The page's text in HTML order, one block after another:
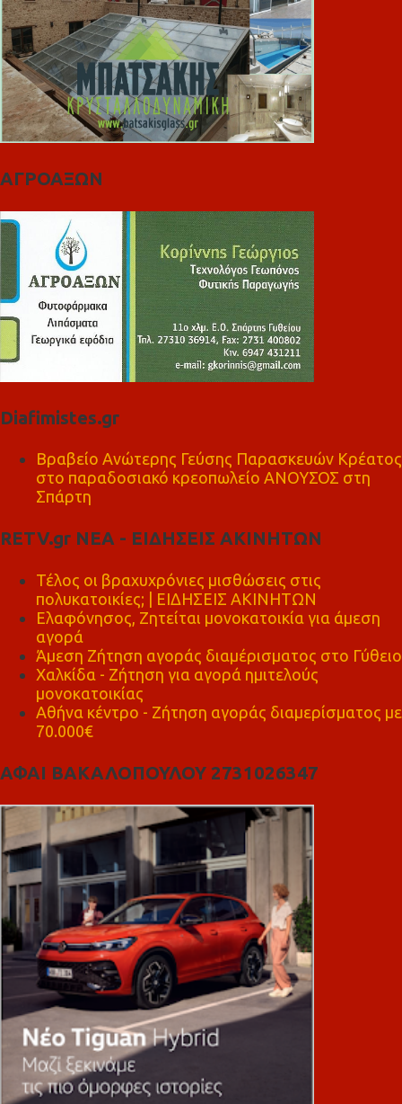
ΑΓΡΟΑΞΩΝ
Diafimistes.gr
Βραβείο Ανώτερης Γεύσης Παρασκευών Κρέατος
στο παραδοσιακό κρεοπωλείο ΑΝΟΥΣΟΣ στη
Σπάρτη
RETV.gr ΝΕΑ - ΕΙΔΗΣΕΙΣ ΑΚΙΝΗΤΩΝ
Τέλος οι βραχυχρόνιες μισθώσεις στις
πολυκατοικίες; | ΕΙΔΗΣΕΙΣ ΑΚΙΝΗΤΩΝ
Ελαφόνησος, Ζητείται μονοκατοικία για άμεση
αγορά
Άμεση Ζήτηση αγοράς διαμέρισματος στο Γύθειο
Χαλκίδα - Ζήτηση για αγορά ημιτελούς
μονοκατοικίας
Αθήνα κέντρο - Ζήτηση αγοράς διαμερίσματος με
70.000€
ΑΦΑΙ ΒΑΚΑΛΟΠΟΥΛΟΥ 2731026347